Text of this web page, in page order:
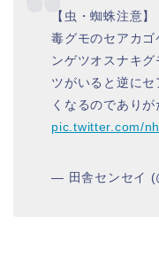
【虫・蜘蛛注意】
毒グモのセアカ
ンゲツオスナキ
ツがいると逆にセ
くなるのでありが
pic.twitter.com/
— 田舎センセイ